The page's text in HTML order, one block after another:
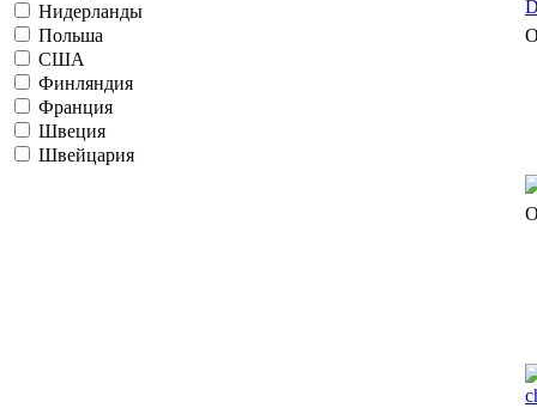
Нидерланды
Польша
США
Финляндия
Франция
Швеция
Швейцария